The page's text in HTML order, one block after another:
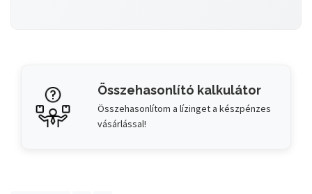
Összehasonlító kalkulátor
Összehasonlítom a lízinget a készpénzes
vásárlással!